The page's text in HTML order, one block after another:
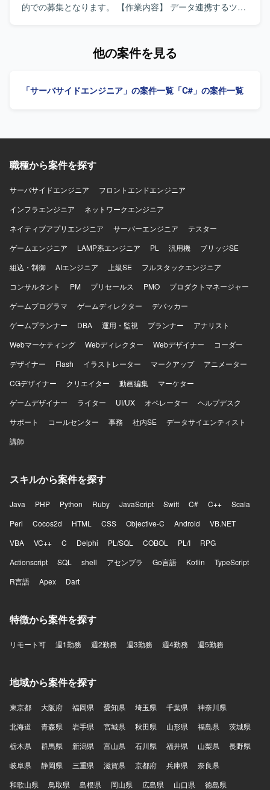
的での募集となります。 【作業内容】 データ連携するツー
れる方を求めております。 【ポジションの魅力】 小規模な
力や品質向上の経験を積むことができます。 【開発環境】
トエンド開発を行っていただきます。アーキテクチャとし
となります。
他の案件を見る
「サーバサイドエンジニア」の案件一覧 「C#」の案件一覧
職種から案件を探す
サーバサイドエンジニア
フロントエンドエンジニア
インフラエンジニア
ネットワークエンジニア
ネイティブアプリエンジニア
サーバーエンジニア
テスター
ゲームエンジニア
LAMP系エンジニア PL 汎用機
ブリッジSE
組込・制御
AIエンジニア 上級SE
フルスタックエンジニア
コンサルタント
PM プリセールス PMO
プロダクトマネージャー
ゲームプログラマ
ゲームディレクター
デバッカー
ゲームプランナー
DBA 運用・監視 プランナー
アナリスト
Webマーケティング
Webディレクター Webデザイナー
コーダー
デザイナー
Flash イラストレーター マークアップ
アニメーター
CGデザイナー
クリエイター 動画編集
マーケター
ゲームデザイナー
ライター UI/UX オペレーター
ヘルプデスク
サポート
コールセンター 事務 社内SE
データサイエンティスト
講師
スキルから案件を探す
Java PHP Python Ruby JavaScript Swift C# C++
Scala
Perl
Cocos2d HTML CSS Objective-C Android
VB.NET
VBA
VC++ C Delphi PL/SQL COBOL PL/I
RPG
Actionscript
SQL shell アセンブラ Go言語 Kotlin
TypeScript
R言語
Apex Dart
特徴から案件を探す
リモート可 週1勤務 週2勤務 週3勤務 週4勤務 週5勤務
地域から案件を探す
東京都 大阪府 福岡県 愛知県 埼玉県 千葉県
神奈川県
北海道
青森県 岩手県 宮城県 秋田県 山形県 福島県
茨城県
栃木県
群馬県 新潟県 富山県 石川県 福井県 山梨県
長野県
岐阜県
静岡県 三重県 滋賀県 京都府 兵庫県
奈良県
和歌山県
鳥取県 島根県 岡山県 広島県 山口県 徳島県